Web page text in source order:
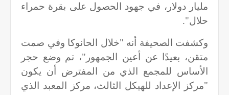
مليار دولار، في جهود الحصول على بقرة حمراء
حلال".
وكشفت الصحيفة أنه "خلال الحانوكا وفي صمت
متقن، بعيدًا عن أعين الجمهور"، تم وضع حجر
الأساس للمجمع الذي من المفترض أن يكون
"مركز الإعداد للهيكل الثالث، مركز المعبد الذي